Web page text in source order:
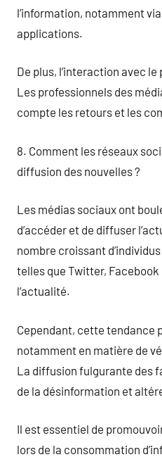
l’information, notamment
applications.
De plus, l’interaction avec
Les professionnels des
compte les retours et les
8. Comment les réseaux
diffusion des nouvelles ?
Les médias sociaux ont
d’accéder et de diffuser
nombre croissant
telles que Twitter,
l’actualité.
Cependant, cette tendance
notamment en matière de
La diffusion fulgurante des
de la désinformation et
Il est essentiel de
lors de la consommation